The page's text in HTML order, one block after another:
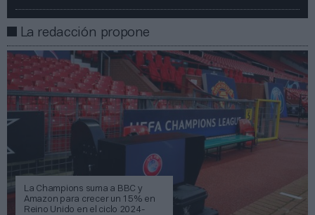
La redacción propone
La Champions suma a BBC y
Amazon para crecer un 15% en
Reino Unido en el ciclo 2024-